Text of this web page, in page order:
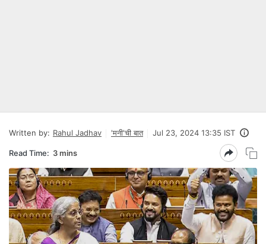
Written by: Rahul Jadhav 'मनी'ची बात Jul 23, 2024 13:35 IST
Read Time: 3 mins